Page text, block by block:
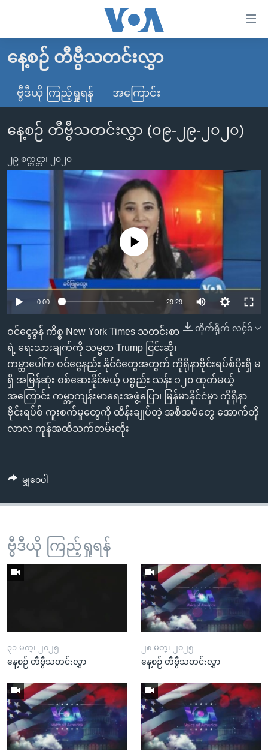
လွယ်ကူ
သည့်
များ
ပင်မ
အကြောင်းအရာ
ကျော်
ညွန်း
စာမျက်နှာ
ကျော်
ကြည့်
ရန်
ရှာဖွေ
ရန်
နေရာ
သို့
မူလစာမျက်နှာ
မြန်မာ
ကမ္ဘာ့သတင်းများ
နိုင်ငံတကာ
တရုတ်
အစ္စရေး-ပါလက်စတိုင်း
ဗွီဒီယို
ရပ်ဝန်းတခု လမ်းတခု အလွန်
အင်္ဂလိပ်စာလေ့လာမယ်
အမေရိကန်သုံးအီဒီယံ
မကြေးမုံရဲ့ အင်္ဂလိပ်စာ
ရုပ်ရှင်ထဲက အင်္ဂလိပ်စာ
သုတပဒေသာ အင်္ဂလိပ်စာ
အပတ်စဉ်ကဏ္ဍများ
ရေဒီယိုနှင့်ရုပ်သံ အချက်အလက်များ
ရေဒီယို/တီဗွီအစီအစဉ်
Learning English
ဘာသာစကားများ
နေ့စဉ် တီဗွီသတင်းလွှာ
ဗွီဒီယို ကြည့်ရှုရန် အကြောင်း
နေ့စဉ် တီဗွီသတင်းလွှာ (၀၉-၂၉-၂၀၂၀)
၂၉ စက္တင္ဘာ၊ ၂၀၂၀
No media source currently available
0:00 29:29
တိုက်ရိုက် လင့်ခ်
ဝင်ငွေခွန် ကိစ္စ New York Times သတင်းစာ
ရဲ့ ရေးသားချက်ကို သမ္မတ Trump ငြင်းဆို၊
ကမ္ဘာပေါ်က ဝင်ငွေနည်း နိုင်ငံတွေအတွက် ကိုရိုနာဗိုင်းရပ်စ်ပိုးရှိ မ
ရှိ အမြန်ဆုံး စစ်ဆေးနိုင်မယ့် ပစ္စည်း သန်း ၁၂၀ ထုတ်မယ့်
အကြောင်း ကမ္ဘာ့ကျန်းမာရေးအဖွဲ့ပြော၊ မြန်မာနိုင်ငံမှာ ကိုရိုနာ
ဗိုင်းရပ်စ် ကူးစက်မှုတွေကို ထိန်းချုပ်တဲ့ အစီအမံတွေ အောက်တို
လာလ ကုန်အထိသက်တမ်းတိုး
မျှဝေပါ
ဗွီဒီယို ကြည့်ရှုရန်
၃၁ မတ္၊ ၂၀၂၅
နေ့စဉ် တီဗွီသတင်းလွှာ
၂၈ မတ္၊ ၂၀၂၅
နေ့စဉ် တီဗွီသတင်းလွှာ